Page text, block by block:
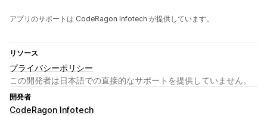
アプリのサポートは CodeRagon Infotech が提供しています。
リソース
プライバシーポリシー
この開発者は日本語での直接的なサポートを提供していません。
開発者
CodeRagon Infotech